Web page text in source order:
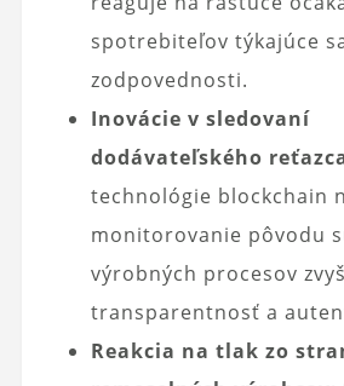
spotrebiteľov týkajúce
zodpovednosti.
Inovácie v sledovaní
dodávateľského
technológie blockchain
monitorovanie pôvodu
výrobných procesov
transparentnosť a
Reakcia na tlak zo